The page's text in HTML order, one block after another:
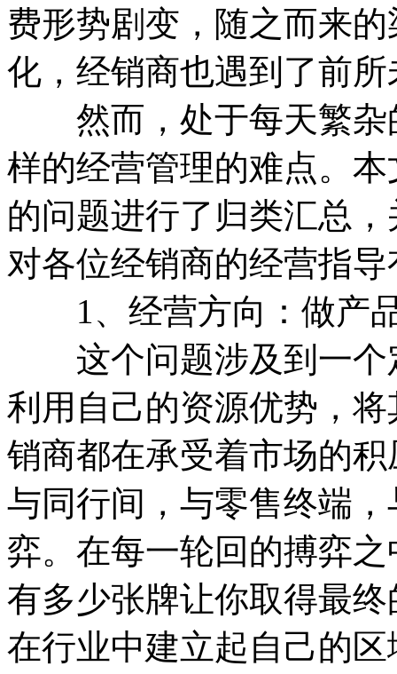
费形势剧变，随之而来
化，经销商也遇到了前
然而，处于每天繁杂
样的经营管理的难点。
的问题进行了归类汇总
对各位经销商的经营指
1、经营方向：做产品
这个问题涉及到一个
利用自己的资源优势，
销商都在承受着市场的
与同行间，与零售终端
弈。在每一轮回的搏弈
有多少张牌让你取得最
在行业中建立起自己的